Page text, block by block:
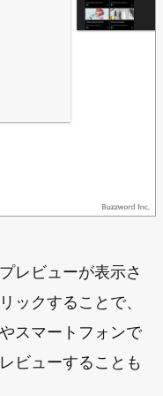
レビューが表示さ
ックすることで、
スマートフォンで
ビューすることも